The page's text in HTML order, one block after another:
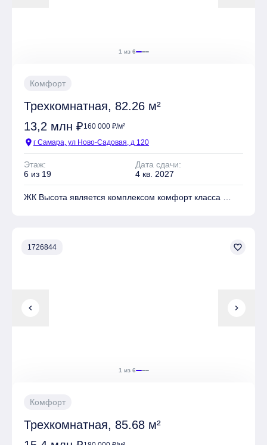
1 из 6
Комфорт
Трехкомнатная, 82.26 м²
13,2 млн ₽160 000 ₽/м²
location_on г Самара, ул Ново-Садовая, д 120
Этаж:
6 из 19
Дата сдачи:
4 кв. 2027
ЖК Высота является комплексом комфорт класса
chevron_left chevron_right
1 из 6
1726844 favorite_border
Комфорт
Трехкомнатная, 85.68 м²